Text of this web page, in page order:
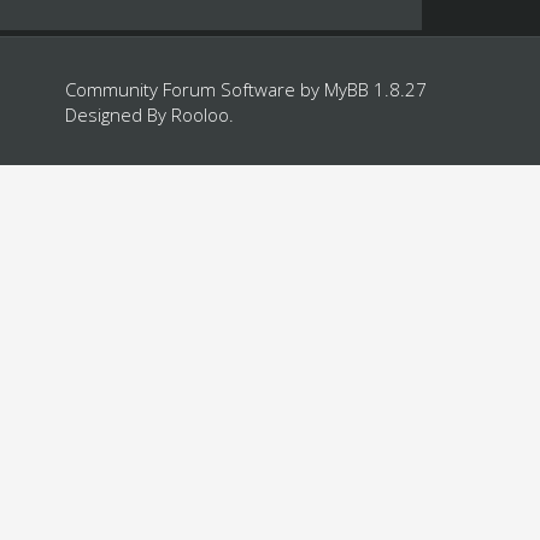
Community Forum Software by MyBB 1.8.27
Designed By Rooloo.